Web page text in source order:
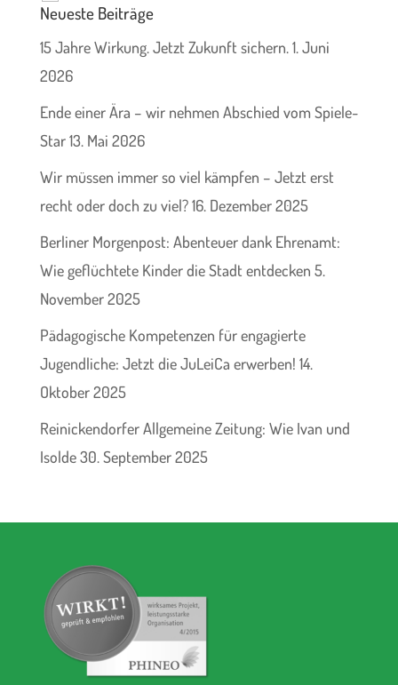
Neueste Beiträge
15 Jahre Wirkung. Jetzt Zukunft sichern.1. Juni
2026
Ende einer Ära – wir nehmen Abschied vom Spiele-
Star13. Mai 2026
Wir müssen immer so viel kämpfen – Jetzt erst
recht oder doch zu viel?16. Dezember 2025
Berliner Morgenpost: Abenteuer dank Ehrenamt:
Wie geflüchtete Kinder die Stadt entdecken 5.
November 2025
Pädagogische Kompetenzen für engagierte
Jugendliche: Jetzt die JuLeiCa erwerben! 14.
Oktober 2025
Reinickendorfer Allgemeine Zeitung: Wie Ivan und
Isolde30. September 2025